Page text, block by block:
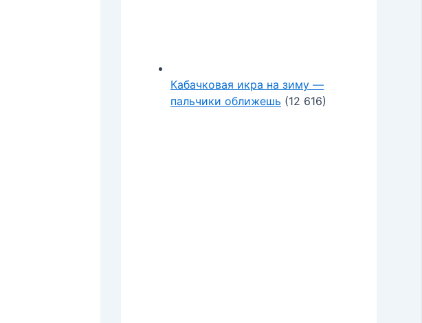
Кабачковая икра на зиму —
пальчики оближешь (12 616)